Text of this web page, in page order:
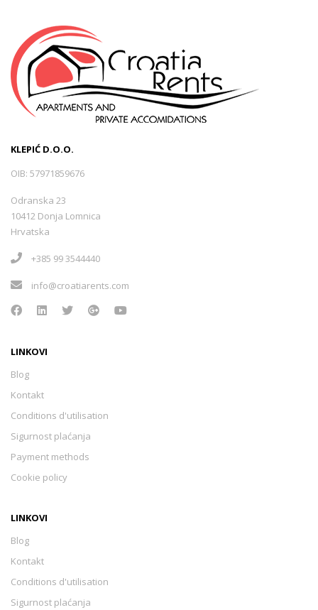
KLEPIĆ D.O.O.
OIB: 57971859676
Odranska 23
10412 Donja Lomnica
Hrvatska
+385 99 3544440
info@croatiarents.com
LINKOVI
Blog
Kontakt
Conditions d'utilisation
Sigurnost plaćanja
Payment methods
Cookie policy
LINKOVI
Blog
Kontakt
Conditions d'utilisation
Sigurnost plaćanja